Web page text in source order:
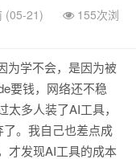
(05-21)
155次浏
为学不会，是因为被
要钱，网络还不稳
多人装了AI工具，
。我自己也差点成
才发现AI工具的成本